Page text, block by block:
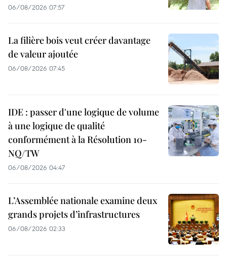
06/08/2026 07:57
La filière bois veut créer davantage
de valeur ajoutée
06/08/2026 07:45
IDE : passer d'une logique de volume
à une logique de qualité
conformément à la Résolution 10-
NQ/TW
06/08/2026 04:47
L’Assemblée nationale examine deux
grands projets d’infrastructures
06/08/2026 02:33